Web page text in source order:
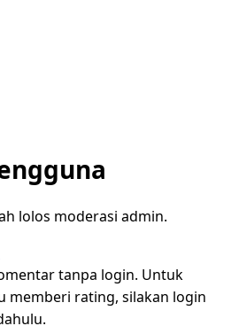
lolos moderasi admin.
tanpa login. Untuk
memberi rating, silakan login